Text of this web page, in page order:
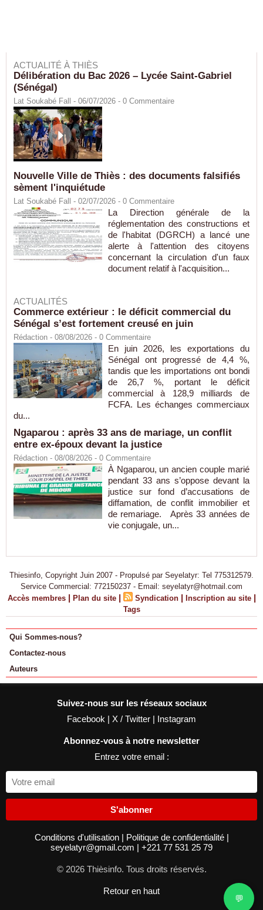
ACTUALITÉ À THIÈS
Délibération du Bac 2026 – Lycée Saint-Gabriel
(Sénégal)
Lat Soukabé Fall - 06/07/2026 - 0 Commentaire
Nouvelle Ville de Thiès : des documents falsifiés
sèment l'inquiétude
Lat Soukabé Fall - 02/07/2026 - 0 Commentaire
La Direction générale de la
réglementation des constructions et
de l'habitat (DGRCH) a lancé une
alerte à l'attention des citoyens
concernant la circulation d'un faux
document relatif à l'acquisition...
ACTUALITÉS
Commerce extérieur : le déficit commercial du
Sénégal s’est fortement creusé en juin
Rédaction - 08/08/2026 - 0 Commentaire
En juin 2026, les exportations du
Sénégal ont progressé de 4,4 %,
tandis que les importations ont bondi
de 26,7 %, portant le déficit
commercial à 128,9 milliards de
FCFA. Les échanges commerciaux
du...
Ngaparou : après 33 ans de mariage, un conflit
entre ex-époux devant la justice
Rédaction - 08/08/2026 - 0 Commentaire
À Ngaparou, un ancien couple marié
pendant 33 ans s’oppose devant la
justice sur fond d’accusations de
diffamation, de conflit immobilier et
de remariage. Après 33 années de
vie conjugale, un...
Thiesinfo, Copyright Juin 2007 - Propulsé par Seyelatyr: Tel 775312579.
Service Commercial: 772150237 - Email: seyelatyr@hotmail.com
Accès membres | Plan du site | Syndication | Inscription au site |
Tags
Qui Sommes-nous?
Contactez-nous
Auteurs
Suivez-nous sur les réseaux sociaux
Facebook | X / Twitter | Instagram
Abonnez-vous à notre newsletter
Entrez votre email :
S'abonner
Conditions d'utilisation | Politique de confidentialité |
seyelatyr@gmail.com | +221 77 531 25 79
© 2026 Thièsinfo. Tous droits réservés.
Retour en haut
💬